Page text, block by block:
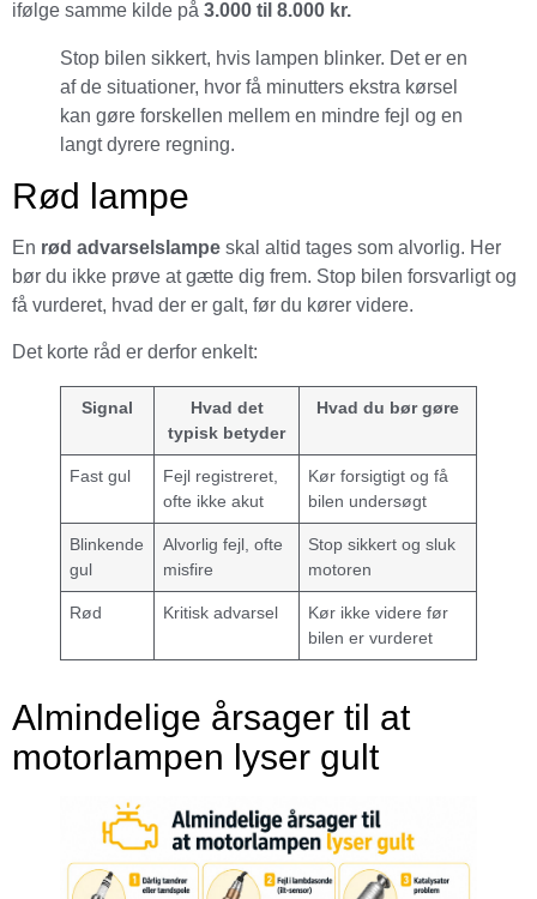
ifølge samme kilde på 3.000 til 8.000 kr.
Stop bilen sikkert, hvis lampen blinker. Det er en
af de situationer, hvor få minutters ekstra kørsel
kan gøre forskellen mellem en mindre fejl og en
langt dyrere regning.
Rød lampe
En rød advarselslampe skal altid tages som alvorlig. Her
bør du ikke prøve at gætte dig frem. Stop bilen forsvarligt og
få vurderet, hvad der er galt, før du kører videre.
Det korte råd er derfor enkelt:
Signal
Hvad det
typisk betyder
Hvad du bør gøre
Fast gul
Fejl registreret,
ofte ikke akut
Kør forsigtigt og få
bilen undersøgt
Blinkende
gul
Alvorlig fejl, ofte
misfire
Stop sikkert og sluk
motoren
Rød Kritisk advarsel
Kør ikke videre før
bilen er vurderet
Almindelige årsager til at
motorlampen lyser gult